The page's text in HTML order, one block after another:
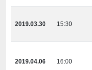
2019.03.30 15:30
2019.04.06 16:00